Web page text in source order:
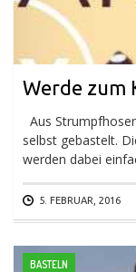
Werde zum
Aus
selbst gebastelt.
werden dabei
5. FEBRUAR, 2016
BASTELN